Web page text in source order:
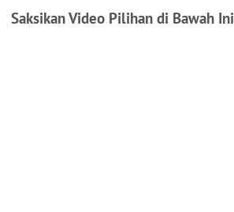
Saksikan Video Pilihan di Bawah Ini